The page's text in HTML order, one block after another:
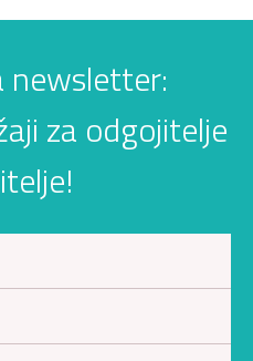
newsletter:
za odgojitelje